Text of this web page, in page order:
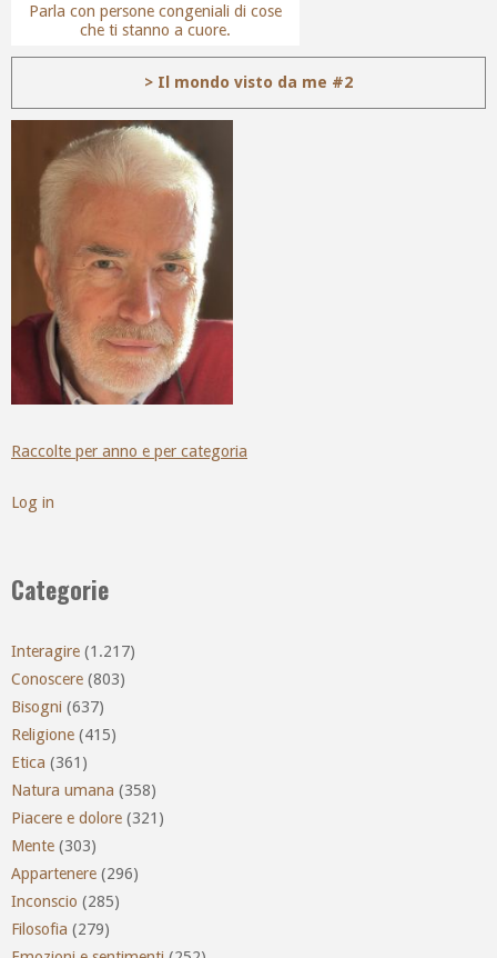
Parla con persone congeniali di cose
che ti stanno a cuore.
> Il mondo visto da me #2
Raccolte per anno e per categoria
Log in
Categorie
Interagire (1.217)
Conoscere (803)
Bisogni (637)
Religione (415)
Etica (361)
Natura umana (358)
Piacere e dolore (321)
Mente (303)
Appartenere (296)
Inconscio (285)
Filosofia (279)